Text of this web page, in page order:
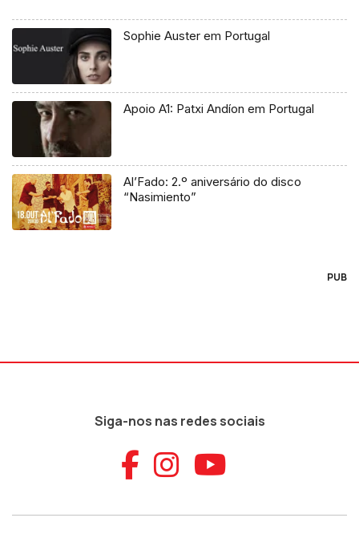
Sophie Auster em Portugal
Apoio A1: Patxi Andíon em Portugal
Al’Fado: 2.º aniversário do disco
“Nasimiento”
PUB
Siga-nos nas redes sociais
Aceder ao
Aceder ao
Aceder